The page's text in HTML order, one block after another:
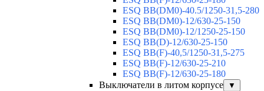
ESQ ВВ(DM0)-40.5/1250-31,5-280
ESQ ВВ(DM0)-12/630-25-150
ESQ ВВ(DM0)-12/1250-25-150
ESQ BB(D)-12/630-25-150
ESQ ВВ(F)-40,5/1250-31,5-275
ESQ ВВ(F)-12/630-25-210
ESQ ВВ(F)-12/630-25-180
Выключатели в литом корпусе
▼